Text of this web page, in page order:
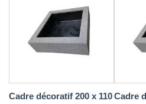
Cadre décoratif 200 x 110Cadre